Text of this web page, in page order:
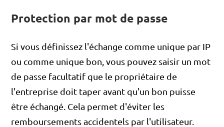
Protection par mot de passe
Si vous définissez l'échange comme unique par IP
ou comme unique bon, vous pouvez saisir un mot
de passe facultatif que le propriétaire de
l'entreprise doit taper avant qu'un bon puisse
être échangé. Cela permet d'éviter les
remboursements accidentels par l'utilisateur.